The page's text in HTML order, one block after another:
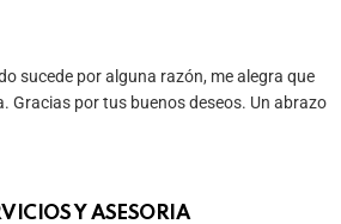
sucede por alguna razón, me alegra que
Gracias por tus buenos deseos. Un abrazo
Y ASESORIA